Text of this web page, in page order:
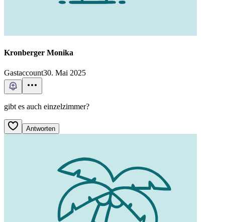
Kronberger Monika
Gastaccount30. Mai 2025
gibt es auch einzelzimmer?
Antworten